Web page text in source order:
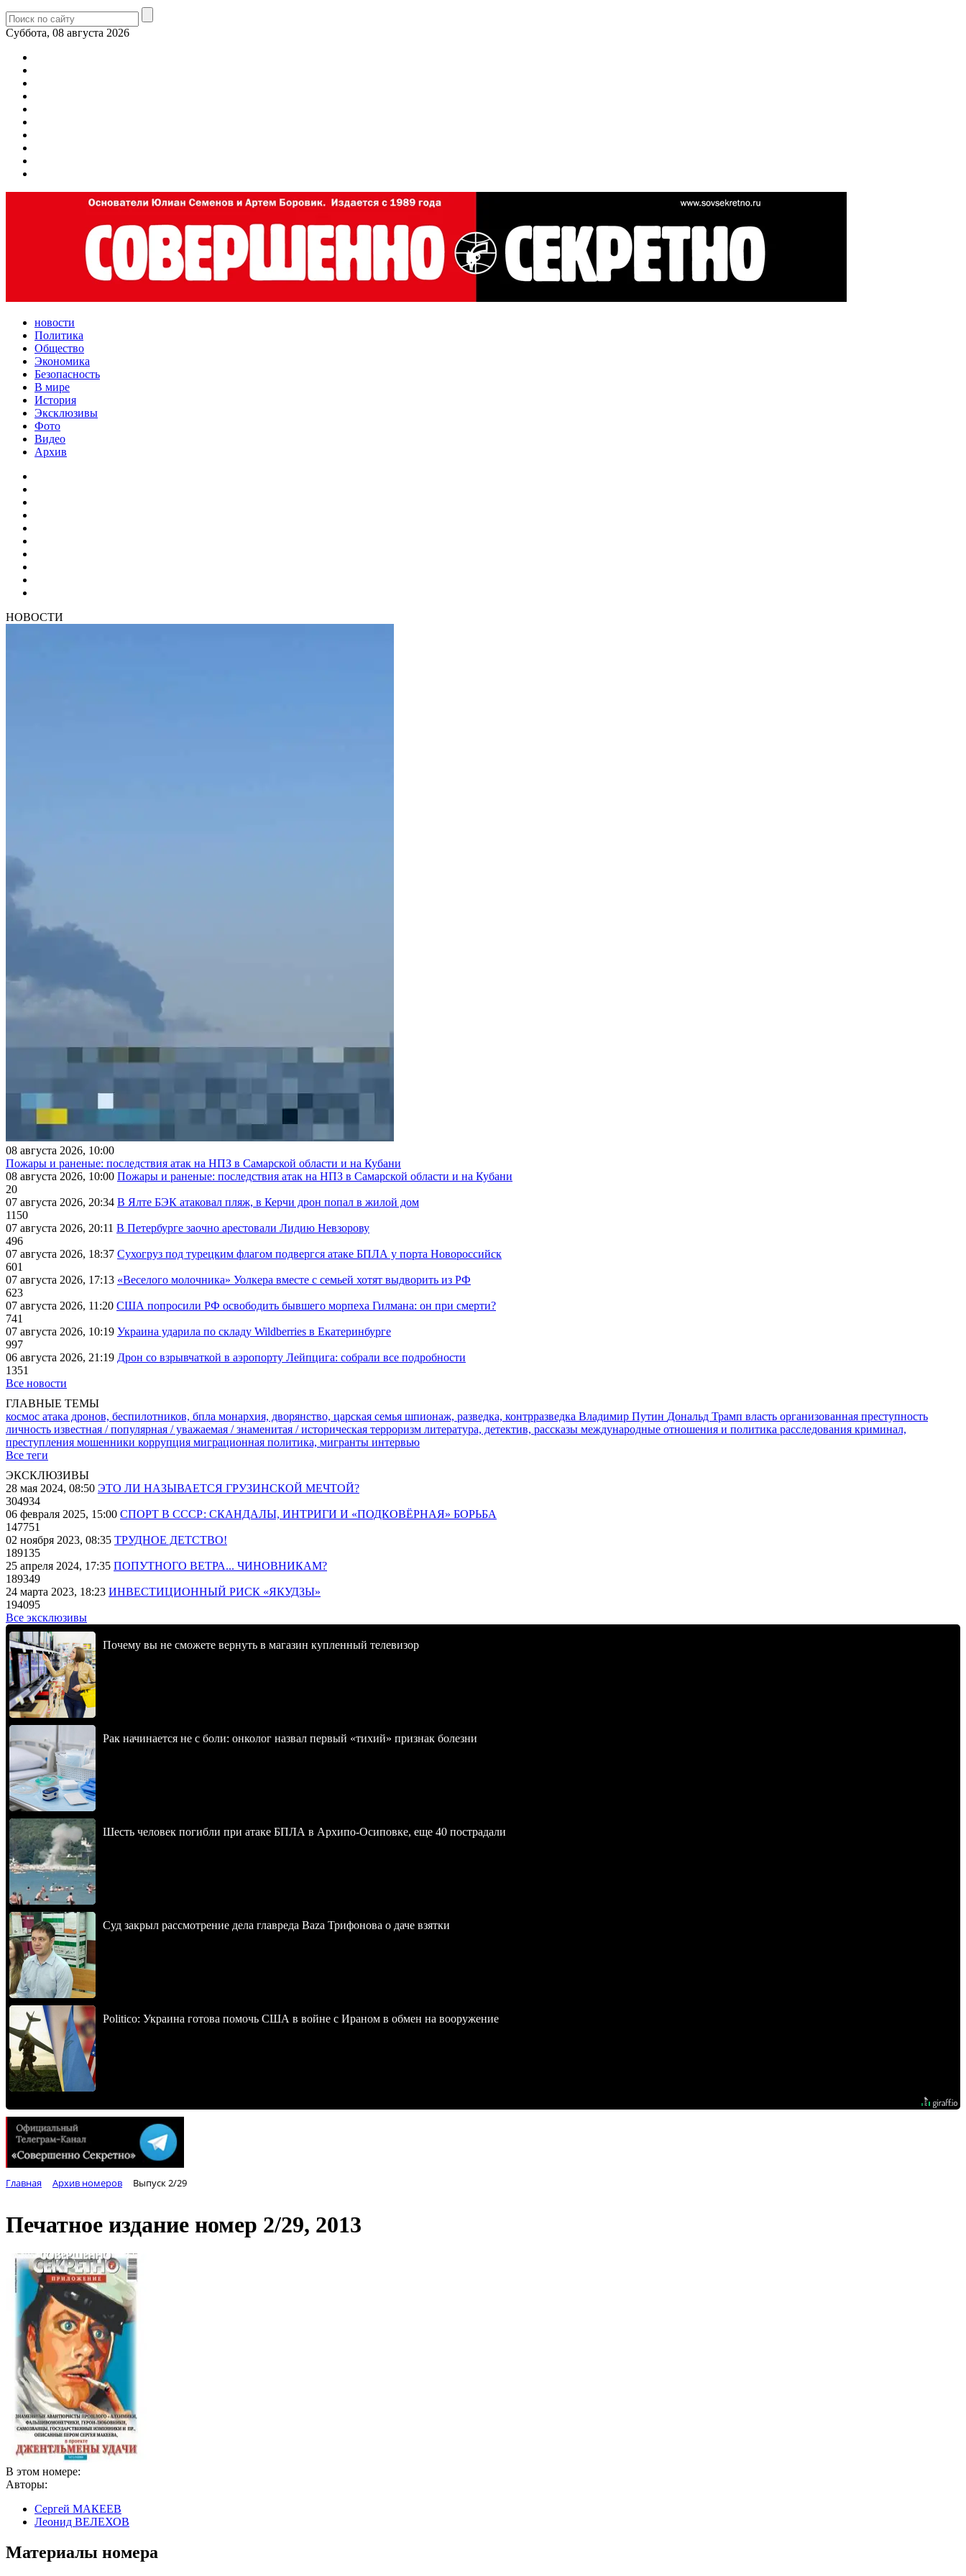
Суббота, 08 августа 2026
новости
Политика
Общество
Экономика
Безопасность
В мире
История
Эксклюзивы
Фото
Видео
Архив
НОВОСТИ
08 августа 2026, 10:00
Пожары и раненые: последствия атак на НПЗ в Самарской области и на Кубани
08 августа 2026, 10:00 Пожары и раненые: последствия атак на НПЗ в Самарской области и на Кубани
20
07 августа 2026, 20:34 В Ялте БЭК атаковал пляж, в Керчи дрон попал в жилой дом
1150
07 августа 2026, 20:11 В Петербурге заочно арестовали Лидию Невзорову
496
07 августа 2026, 18:37 Сухогруз под турецким флагом подвергся атаке БПЛА у порта Новороссийск
601
07 августа 2026, 17:13 «Веселого молочника» Уолкера вместе с семьей хотят выдворить из РФ
623
07 августа 2026, 11:20 США попросили РФ освободить бывшего морпеха Гилмана: он при смерти?
741
07 августа 2026, 10:19 Украина ударила по складу Wildberries в Екатеринбурге
997
06 августа 2026, 21:19 Дрон со взрывчаткой в аэропорту Лейпцига: собрали все подробности
1351
Все новости
ГЛАВНЫЕ ТЕМЫ
космос атака дронов, беспилотников, бпла монархия, дворянство, царская семья шпионаж, разведка, контрразведка Владимир Путин Дональд Трамп власть организованная преступность
личность известная / популярная / уважаемая / знаменитая / историческая терроризм литература, детектив, рассказы международные отношения и политика расследования криминал,
преступления мошенники коррупция миграционная политика, мигранты интервью
Все теги
ЭКСКЛЮЗИВЫ
28 мая 2024, 08:50 ЭТО ЛИ НАЗЫВАЕТСЯ ГРУЗИНСКОЙ МЕЧТОЙ?
304934
06 февраля 2025, 15:00 СПОРТ В СССР: СКАНДАЛЫ, ИНТРИГИ И «ПОДКОВЁРНАЯ» БОРЬБА
147751
02 ноября 2023, 08:35 ТРУДНОЕ ДЕТСТВО!
189135
25 апреля 2024, 17:35 ПОПУТНОГО ВЕТРА... ЧИНОВНИКАМ?
189349
24 марта 2023, 18:23 ИНВЕСТИЦИОННЫЙ РИСК «ЯКУДЗЫ»
194095
Все эксклюзивы
Почему вы не сможете вернуть в магазин купленный телевизор
Рак начинается не с боли: онколог назвал первый «тихий» признак болезни
Шесть человек погибли при атаке БПЛА в Архипо-Осиповке, еще 40 пострадали
Суд закрыл рассмотрение дела главреда Baza Трифонова о даче взятки
Politico: Украина готова помочь США в войне с Ираном в обмен на вооружение
Главная Архив номеров Выпуск 2/29
Печатное издание номер 2/29, 2013
В этом номере:
Авторы:
Сергей МАКЕЕВ
Леонид ВЕЛЕХОВ
Материалы номера